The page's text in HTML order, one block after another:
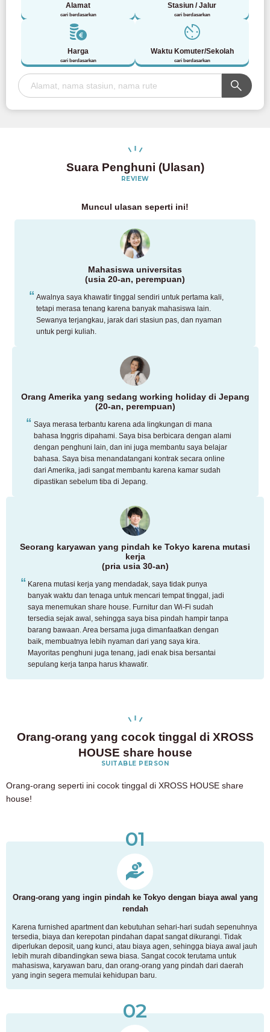
Alamat
cari berdasarkan
Stasiun / Jalur
cari berdasarkan
Harga
cari berdasarkan
Waktu Komuter/Sekolah
cari berdasarkan
Suara Penghuni (Ulasan)
REVIEW
Muncul ulasan seperti ini!
Mahasiswa universitas
(usia 20-an, perempuan)
Awalnya saya khawatir tinggal sendiri untuk pertama kali,
tetapi merasa tenang karena banyak mahasiswa lain.
Sewanya terjangkau, jarak dari stasiun pas, dan nyaman
untuk pergi kuliah.
Orang Amerika yang sedang working holiday di Jepang
(20-an, perempuan)
Saya merasa terbantu karena ada lingkungan di mana
bahasa Inggris dipahami. Saya bisa berbicara dengan alami
dengan penghuni lain, dan ini juga membantu saya belajar
bahasa. Saya bisa menandatangani kontrak secara online
dari Amerika, jadi sangat membantu karena kamar sudah
dipastikan sebelum tiba di Jepang.
Seorang karyawan yang pindah ke Tokyo karena mutasi
kerja
(pria usia 30-an)
Karena mutasi kerja yang mendadak, saya tidak punya
banyak waktu dan tenaga untuk mencari tempat tinggal, jadi
saya menemukan share house. Furnitur dan Wi-Fi sudah
tersedia sejak awal, sehingga saya bisa pindah hampir tanpa
barang bawaan. Area bersama juga dimanfaatkan dengan
baik, membuatnya lebih nyaman dari yang saya kira.
Mayoritas penghuni juga tenang, jadi enak bisa bersantai
sepulang kerja tanpa harus khawatir.
Orang-orang yang cocok tinggal di XROSS
HOUSE share house
SUITABLE PERSON
Orang-orang seperti ini cocok tinggal di XROSS HOUSE share
house!
01
Orang-orang yang ingin pindah ke Tokyo dengan biaya awal yang
rendah
Karena furnished apartment dan kebutuhan sehari-hari sudah sepenuhnya
tersedia, biaya dan kerepotan pindahan dapat sangat dikurangi. Tidak
diperlukan deposit, uang kunci, atau biaya agen, sehingga biaya awal jauh
lebih murah dibandingkan sewa biasa. Sangat cocok terutama untuk
mahasiswa, karyawan baru, dan orang-orang yang pindah dari daerah
yang ingin segera memulai kehidupan baru.
02